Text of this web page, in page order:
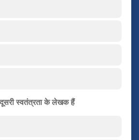
स्वतंत्रता के लेखक हैं